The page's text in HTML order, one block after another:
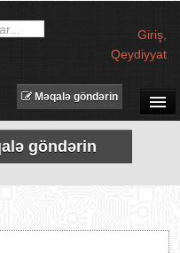
Giriş
Qeydiyyat
SUAL-CAVAB
TECHNET TV
MƏQALƏLƏR
Məqalə göndərin
göndərin